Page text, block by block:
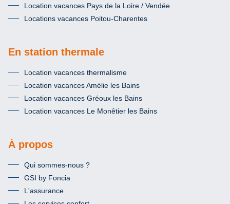
Location vacances Pays de la Loire / Vendée
Locations vacances Poitou-Charentes
En station thermale
Location vacances thermalisme
Location vacances Amélie les Bains
Location vacances Gréoux les Bains
Location vacances Le Monêtier les Bains
À propos
Qui sommes-nous ?
GSI by Foncia
L'assurance